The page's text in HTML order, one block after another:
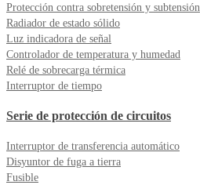
Protección contra sobretensión y subtensión
Radiador de estado sólido
Luz indicadora de señal
Controlador de temperatura y humedad
Relé de sobrecarga térmica
Interruptor de tiempo
Serie de protección de circuitos
Interruptor de transferencia automático
Disyuntor de fuga a tierra
Fusible